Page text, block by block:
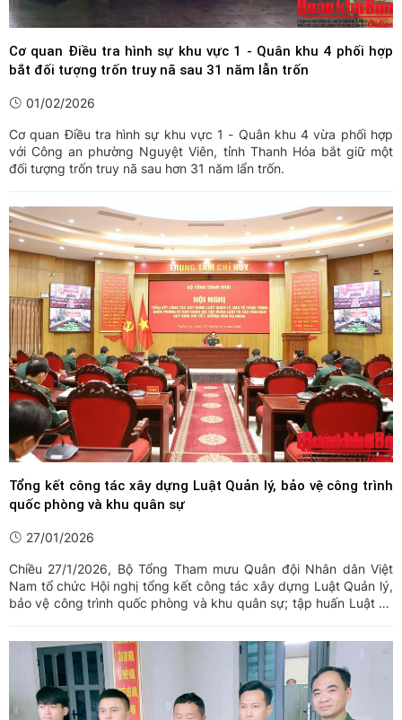
Cơ quan Điều tra hình sự khu vực 1 - Quân khu 4 phối hợp
bắt đối tượng trốn truy nã sau 31 năm lẫn trốn
01/02/2026
Cơ quan Điều tra hình sự khu vực 1 - Quân khu 4 vừa phối hợp
với Công an phường Nguyệt Viên, tỉnh Thanh Hóa bắt giữ một
đối tượng trốn truy nã sau hơn 31 năm lẩn trốn.
Tổng kết công tác xây dựng Luật Quản lý, bảo vệ công trình
quốc phòng và khu quân sự
27/01/2026
Chiều 27/1/2026, Bộ Tổng Tham mưu Quân đội Nhân dân Việt
Nam tổ chức Hội nghị tổng kết công tác xây dựng Luật Quản lý,
bảo vệ công trình quốc phòng và khu quân sự; tập huấn Luật và